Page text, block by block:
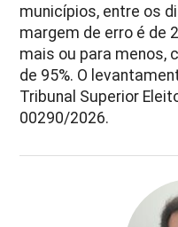
municípios, entre os
margem de erro é de
mais ou para menos,
de 95%. O
Tribunal Superior
00290/2026.